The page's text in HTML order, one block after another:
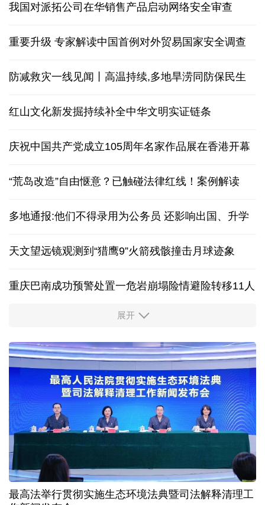
中国元首外交的世界情怀与大国气派
司法部部署司法行政系统开展深化扫黑除恶专项斗争
我国对派拓公司在华销售产品启动网络安全审查
重要升级 专家解读中国首例对外贸易国家安全调查
防减救灾一线见闻丨高温持续,多地旱涝同防保民生
红山文化新发掘持续补全中华文明实证链条
庆祝中国共产党成立105周年名家作品展在香港开幕
“荒岛改造”自由惬意？已触碰法律红线！案例解读
多地通报:他们不得录用为公务员 还影响出国、升学
重庆巴南成功预警处置一危岩崩塌险情避险转移11人
“新”意盎然，外资机构持续看好中国经济
中证协召开国际业务委员会主任委员（扩大）会议
我国首个银行业数据出境负面清单备案案例落地北京
科创转型到全球布局 上海出台规划让民企敢闯敢投
展开